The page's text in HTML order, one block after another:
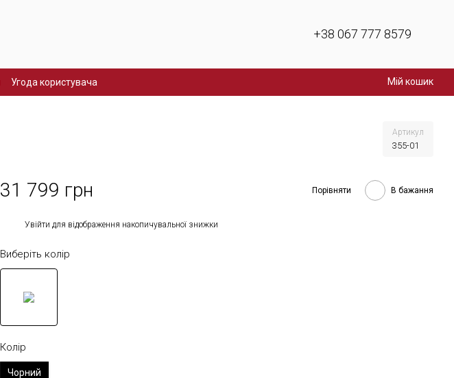
+38 067 777 8579
Угода користувача Мій кошик
Артикул
355-01
31 799 грн Порівняти В бажання
Увійти для відображення накопичувальної знижки
Виберіть колір
Колір
Чорний